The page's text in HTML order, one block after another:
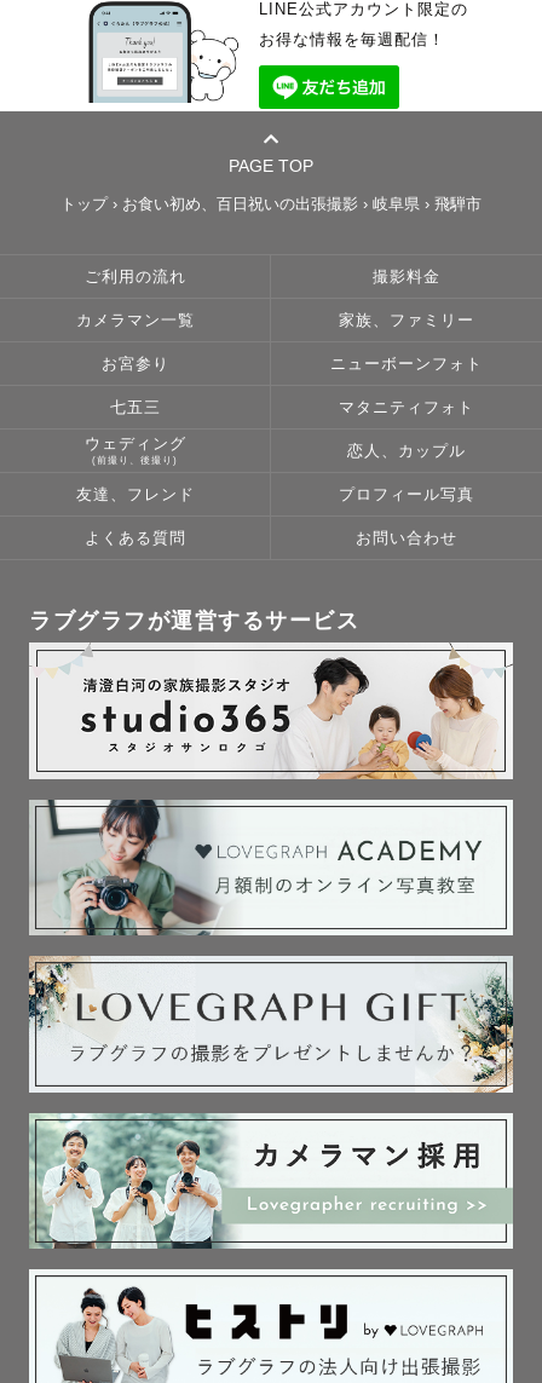
LINE公式アカウント限定の
お得な情報を毎週配信！
PAGE TOP
トップ › お食い初め、百日祝いの出張撮影 › 岐阜県 › 飛騨市
ご利用の流れ 撮影料金
カメラマン一覧 家族、ファミリー
お宮参り ニューボーンフォト
七五三 マタニティフォト
ウェディング
(前撮り、後撮り)
恋人、カップル
友達、フレンド プロフィール写真
よくある質問 お問い合わせ
ラブグラフが運営するサービス